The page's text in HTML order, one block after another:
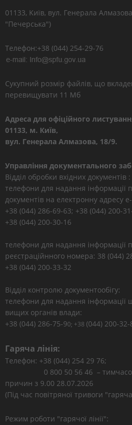
01133, Kиїв, вул. Генерала
"Печерська")
Телефон:+38 (044) 254-29-76
Сукупний розмір файлів, що
перевищувати 11 Мб
Адреса для офіційного
01133, м. Київ,
вул. Генерала Алмазова, 18/9.
Управління документального
Відділ обробки вхідних документів :
телефони для надання інформації
документів на електронну адресу
+38 (044) 286-69-63; +38 (044) 200-
+38 (044) 200-30-16
телефони для надання інформації
реєстраційнного номера: 38 (044)
+38 (044) 200-33-32
Відділ контролю документообігу:
телефони для надання інформації
вищих органів влади:
+38 (044) 286-75-90; +38 (044) 200-32-
Гаряча лінія:
Телефон: +38 (044) 254 29 76;
0 800 50 56 46 – тимчасово
причин з 9.00 28.07.2026
(Під час повітряної тривоги
Режим роботи "гарячої лінії":